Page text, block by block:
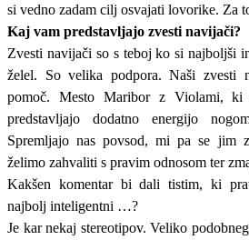
si vedno zadam cilj osvajati lovorike. Za
Kaj vam predstavljajo zvesti navijači?
Zvesti navijači so s teboj ko si najboljši
želel. So velika podpora. Naši zvesti
pomoč. Mesto Maribor z Violami, ki
predstavljajo dodatno energijo
Spremljajo nas povsod, mi pa se jim
želimo zahvaliti s pravim odnosom ter
Kakšen komentar bi dali tistim, ki
najbolj inteligentni …?
Je kar nekaj stereotipov. Veliko